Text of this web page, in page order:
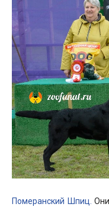
Померанский Шпиц.